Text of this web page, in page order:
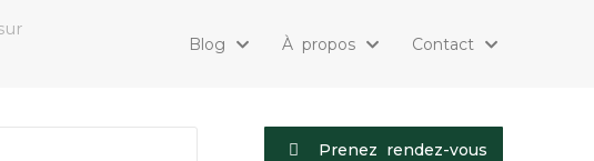
Blog À propos Contact
Prenez rendez-vous